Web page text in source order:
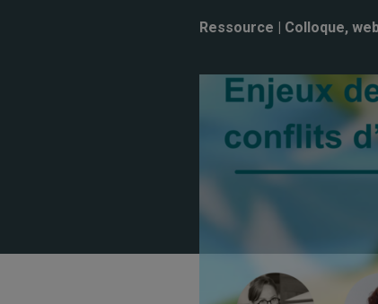
Ressource | Colloque,